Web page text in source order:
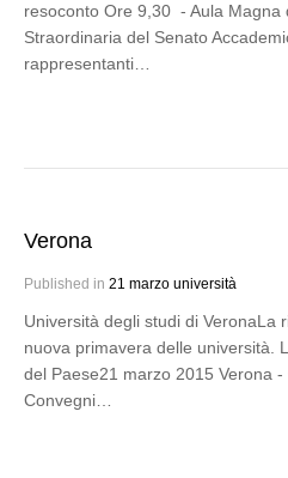
resoconto Ore 9,30 - Aula Magna
Straordinaria del Senato
rappresentanti…
Verona
Published in 21 marzo università
Università degli studi di VeronaLa
nuova primavera delle università.
del Paese21 marzo 2015 Verona
Convegni…